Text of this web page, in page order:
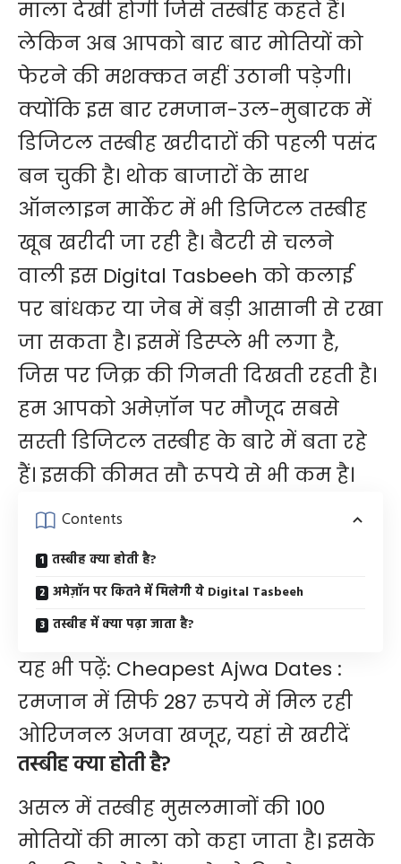
माला देखी होगी जिसे तस्बीह कहते हैं।
लेकिन अब आपको बार बार मोतियों को
फेरने की मशक्कत नहीं उठानी पड़ेगी।
क्योंकि इस बार रमजान-उल-मुबारक में
डिजिटल तस्बीह खरीदारों की पहली पसंद
बन चुकी है। थोक बाजारों के साथ
ऑनलाइन मार्केट में भी डिजिटल तस्बीह
खूब खरीदी जा रही है। बैटरी से चलने
वाली इस Digital Tasbeeh को कलाई
पर बांधकर या जेब में बड़ी आसानी से रखा
जा सकता है। इसमें डिस्प्ले भी लगा है,
जिस पर जिक्र की गिनती दिखती रहती है।
हम आपको अमेज़ॉन पर मौजूद सबसे
सस्ती डिजिटल तस्बीह के बारे में बता रहे
हैं। इसकी कीमत सौ रूपये से भी कम है।
Contents
तस्बीह क्या होती है?
अमेज़ॉन पर कितने में मिलेगी ये Digital Tasbeeh
तस्बीह में क्या पढ़ा जाता है?
यह भी पढ़ें: Cheapest Ajwa Dates :
रमजान में सिर्फ 287 रुपये में मिल रही
ओरिजनल अजवा खजूर, यहां से खरीदें
तस्बीह क्या होती है?
असल में तस्बीह मुसलमानों की 100
मोतियों की माला को कहा जाता है। इसके